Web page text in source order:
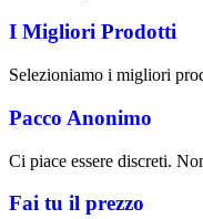
I Migliori Prodotti
Selezioniamo i migliori
Pacco Anonimo
Ci piace essere discreti.
Fai tu il prezzo